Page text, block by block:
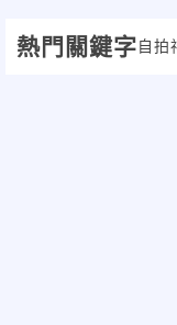
熱門關鍵字自拍